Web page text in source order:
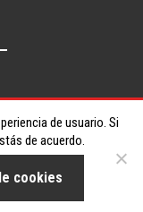
de usuario. Si
de acuerdo.
cookies